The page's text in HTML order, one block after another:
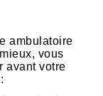
ambulatoire
vous
avant votre